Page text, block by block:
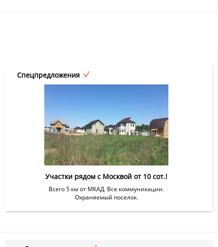
Спецпредложения
Участки рядом с Москвой от 10 сот.!
Всего 5 км от МКАД. Все коммуникации.
Охраняемый поселок.